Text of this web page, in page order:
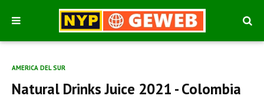
AMERICA DEL SUR
Natural Drinks Juice 2021 - Colombia